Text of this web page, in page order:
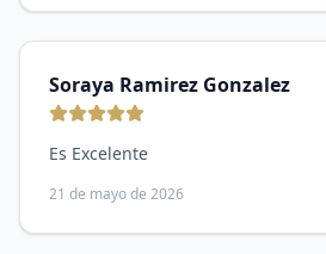
Soraya Ramirez Gonzalez
Es Excelente
21 de mayo de 2026